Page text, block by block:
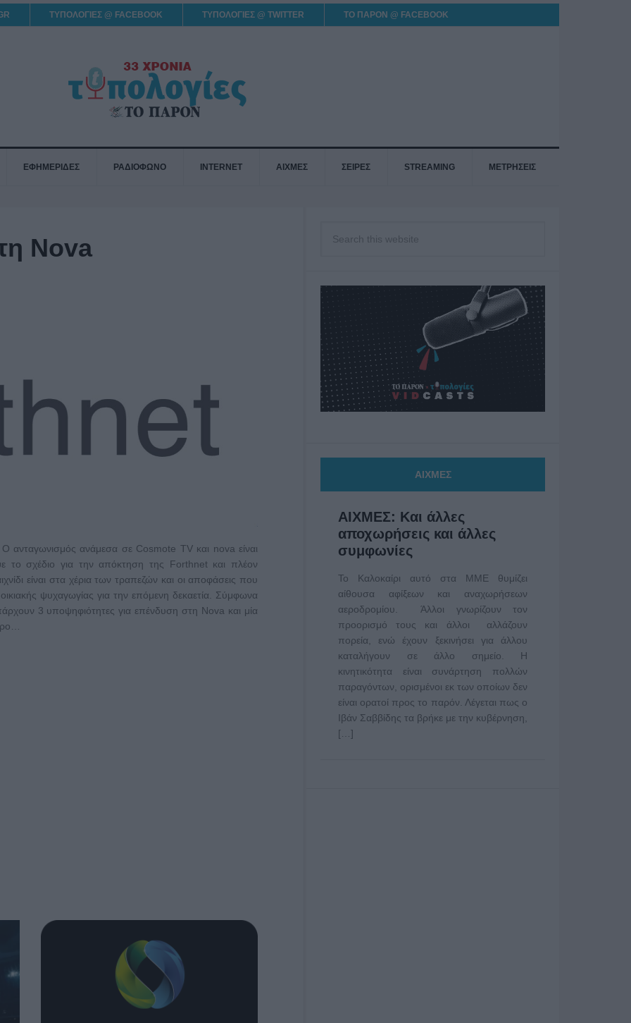
ΤΥΠΟΛΟΓΙΕΣ @ FACEBOOK ΤΥΠΟΛΟΓΙΕΣ @ TWITTER ΤΟ ΠΑΡΟΝ @ FACEBOOK
ΕΦΗΜΕΡΙΔΕΣ ΡΑΔΙΟΦΩΝΟ INTERNET ΑΙΧΜΕΣ ΣΕΙΡΕΣ STREAMING ΜΕΤΡΗΣΕΙΣ
Nova
ανταγωνισμός ανάμεσα σε Cosmote TV και nova είναι
το σχέδιο για την απόκτηση της Forthnet και πλέον
είναι στα χέρια των τραπεζών και οι αποφάσεις που
ψυχαγωγίας για την επόμενη δεκαετία. Σύμφωνα
3 υποψηφιότητες για επένδυση στη Nova και μία
ΑΙΧΜΕΣ
ΑΙΧΜΕΣ: Και άλλες
αποχωρήσεις και άλλες
συμφωνίες
Το Καλοκαίρι αυτό στα ΜΜΕ θυμίζει
αίθουσα αφίξεων και αναχωρήσεων
αεροδρομίου. Άλλοι γνωρίζουν τον
προορισμό τους και άλλοι αλλάζουν
πορεία, ενώ έχουν ξεκινήσει για άλλου
καταλήγουν σε άλλο σημείο. Η
κινητικότητα είναι συνάρτηση πολλών
παραγόντων, ορισμένοι εκ των οποίων δεν
είναι ορατοί προς το παρόν. Λέγεται πως ο
Ιβάν Σαββίδης τα βρήκε με την κυβέρνηση,
[…]